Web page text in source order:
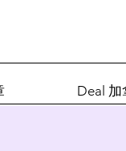
Deal